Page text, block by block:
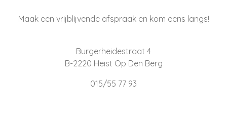
Maak een vrijblijvende afspraak en kom eens langs!
Burgerheidestraat 4
B-2220 Heist Op Den Berg
015/55 77 93